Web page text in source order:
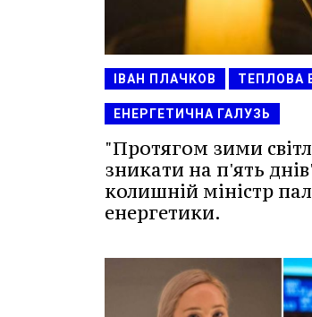
ІВАН ПЛАЧКОВ ТЕПЛОВА
ЕНЕРГЕТИЧНА ГАЛУЗЬ
"Протягом зими
зникати на п'ять
колишній міністр
енергетики.